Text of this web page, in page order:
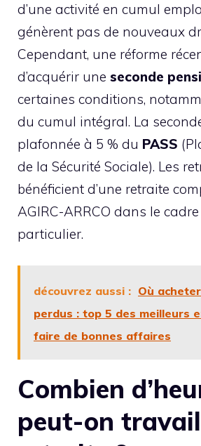
d’une activité en cumul
génèrent pas de nouveaux
Cependant, une réforme
d’acquérir une seconde
certaines conditions,
du cumul intégral. La
plafonnée à 5 % du PASS
de la Sécurité Sociale). Les
bénéficient d’une retraite
AGIRC-ARRCO dans le
particulier.
découvrez aussi : Où
perdus : top 5 des meilleurs
faire de bonnes affaires
Combien
peut-on